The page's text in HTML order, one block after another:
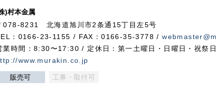
)村本金属
078-8231 北海道旭川市2条通15丁目左5号
：0166-23-1155 / FAX：0166-35-3778 /
業時間：8:30〜17:30 / 定休日：第一土曜日・日曜日・祝祭日
www.murakin.co.jp
販売可 工事・取付可